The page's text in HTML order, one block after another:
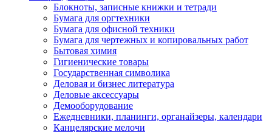
Блокноты, записные книжки и тетради
Бумага для оргтехники
Бумага для офисной техники
Бумага для чертежных и копировальных работ
Бытовая химия
Гигиенические товары
Государственная символика
Деловая и бизнес литература
Деловые аксессуары
Демооборудование
Ежедневники, планинги, органайзеры, календари
Канцелярские мелочи